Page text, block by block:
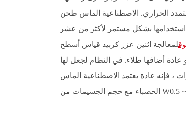
الحراري. الاصطناعية الماس طحن
بشكل مستمر لأكثر من عشر
لمعالجة اثنين عزز كربيد قياس أسطح
أضافها طلاء. في النظام لجعل لها
، فإنه عادة يعتمد الاصطناعية الماس